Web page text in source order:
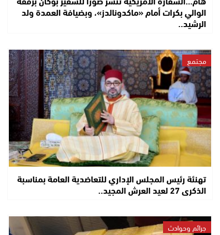
الوالي بكرات أمام «ماكدونالدز»، وبضيافة العمدة ولد
الرشيد..
مجتمع
تهنئة رئيس المجلس الإداري للتعاضدية العامة بمناسبة
الذكرى 27 لعيد العرش المجيد..
جرائم وحوادث